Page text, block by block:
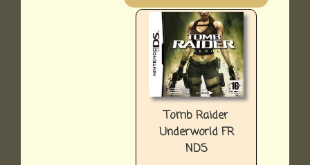
Tomb Raider
Underworld FR
NDS